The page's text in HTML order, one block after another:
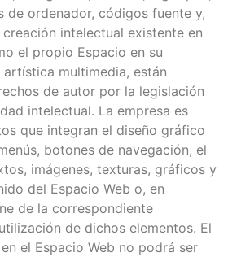
de ordenador, códigos fuente y,
intelectual existente en
el propio Espacio en su
multimedia, están
de autor por la legislación
intelectual. La empresa es
que integran el diseño gráfico
botones de navegación, el
imágenes, texturas, gráficos y
del Espacio Web o, en
de la correspondiente
de dichos elementos. El
el Espacio Web no podrá ser